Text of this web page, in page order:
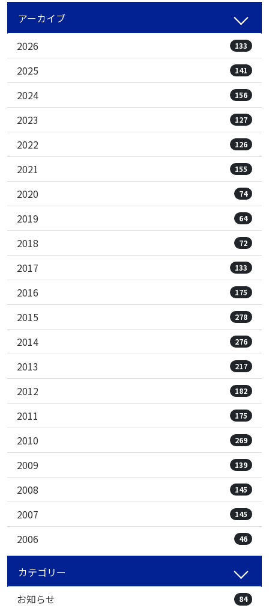
アーカイブ
2026
133
2025 141
2024 156
2023 127
2022 126
2021 155
2020 74
2019 64
2018 72
2017 133
2016 175
2015 278
2014 276
2013 217
2012 182
2011 175
2010 269
2009 139
2008 145
2007 145
2006 46
カテゴリー
お知らせ
84